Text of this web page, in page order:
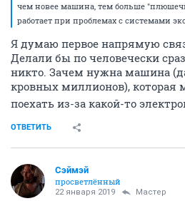
чем новее машина, тем больше
работает при проблемах с системами
Я думаю первое напрямую
Делали бы по человечески
никто. Зачем нужна машина
кровных миллионов), которая
поехать из-за какой-то
ОТВЕТИТЬ
Сэймэй
просветлённый
22 января 2019 Мастер